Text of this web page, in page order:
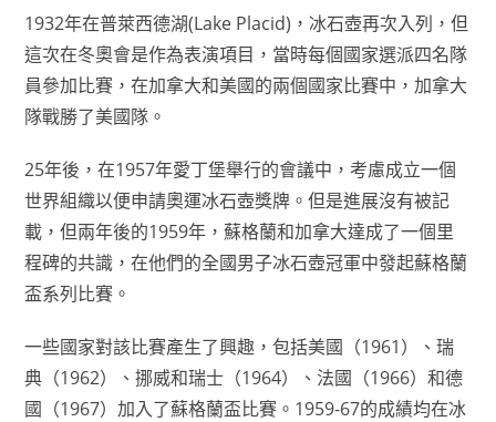
1932年在普萊西德湖(Lake Placid)，冰石壺再次入列，但
這次在冬奧會是作為表演項目，當時每個國家選派四名隊
員參加比賽，在加拿大和美國的兩個國家比賽中，加拿大
隊戰勝了美國隊。
25年後，在1957年愛丁堡舉行的會議中，考慮成立一個
世界組織以便申請奧運冰石壺獎牌。但是進展沒有被記
載，但兩年後的1959年，蘇格蘭和加拿大達成了一個里
程碑的共識，在他們的全國男子冰石壺冠軍中發起蘇格蘭
盃系列比賽。
一些國家對該比賽產生了興趣，包括美國（1961）、瑞
典（1962）、挪威和瑞士（1964）、法國（1966）和德
國（1967）加入了蘇格蘭盃比賽。1959-67的成績均在冰